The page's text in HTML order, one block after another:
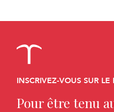
INSCRIVEZ-VOUS SUR
Pour être tenu